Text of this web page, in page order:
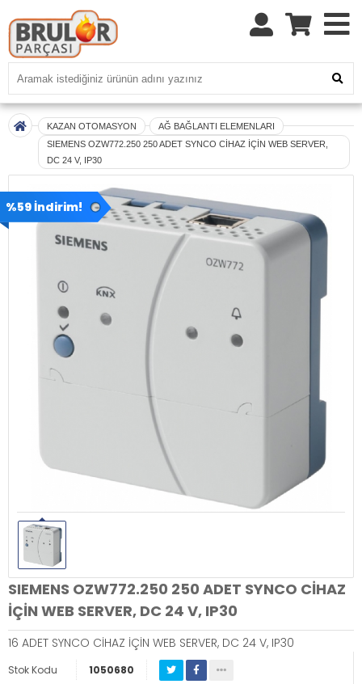
KAZAN OTOMASYON
AĞ BAĞLANTI ELEMENLARI
SIEMENS OZW772.250 250 ADET SYNCO CİHAZ İÇİN WEB SERVER,
DC 24 V, IP30
%59 İndirim!
SIEMENS OZW772.250 250 ADET SYNCO CİHAZ
İÇİN WEB SERVER, DC 24 V, IP30
16 ADET SYNCO CİHAZ İÇİN WEB SERVER, DC 24 V, IP30
Stok Kodu 1050680